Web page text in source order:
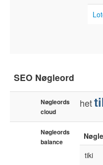
SEO Nøgleord
Nøgleords
cloud
het
Nøgleords
balance
tiki